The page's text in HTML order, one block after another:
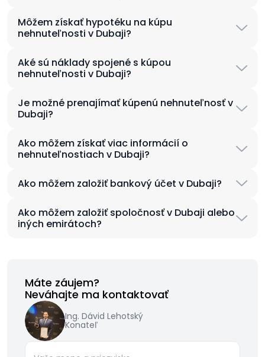
Môžem získať hypotéku na kúpu
nehnuteľnosti v Dubaji?
Aké sú náklady spojené s kúpou
nehnuteľnosti v Dubaji?
Je možné prenajímať kúpenú nehnuteľnosť v
Dubaji?
Ako môžem získať viac informácií o
nehnuteľnostiach v Dubaji?
Ako môžem založiť bankový účet v Dubaji?
Ako môžem založiť spoločnosť v Dubaji alebo
iných emirátoch?
Máte záujem?
Neváhajte ma kontaktovať
Ing. Dávid Lehotský
Konateľ